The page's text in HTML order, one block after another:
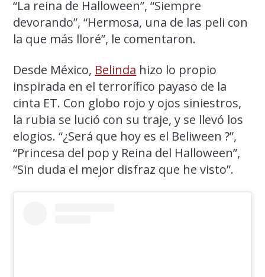
“La reina de Halloween”, “Siempre
devorando”, “Hermosa, una de las peli con
la que más lloré”, le comentaron.
Desde México, Belinda hizo lo propio
inspirada en el terrorífico payaso de la
cinta ET. Con globo rojo y ojos siniestros,
la rubia se lució con su traje, y se llevó los
elogios. “¿Será que hoy es el Beliween ?”,
“Princesa del pop y Reina del Halloween”,
“Sin duda el mejor disfraz que he visto”.